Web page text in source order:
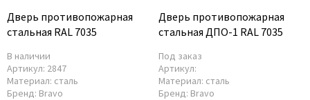
Дверь противопожарная
стальная RAL 7035
В наличии
Артикул: 2847
Материал: сталь
Бренд: Bravo
Дверь противопожарная
стальная ДПО-1 RAL 7035
Под заказ
Артикул:
Материал: сталь
Бренд: Bravo